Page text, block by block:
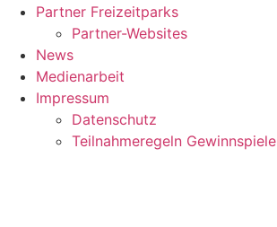
Partner Freizeitparks
Partner-Websites
News
Medienarbeit
Impressum
Datenschutz
Teilnahmeregeln Gewinnspiele